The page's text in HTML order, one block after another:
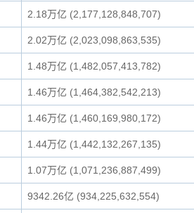
2.18万亿 (2,177,128,848,707)
2.02万亿 (2,023,098,863,535)
1.48万亿 (1,482,057,413,782)
1.46万亿 (1,464,382,542,213)
1.46万亿 (1,460,169,980,172)
1.44万亿 (1,442,132,267,135)
1.07万亿 (1,071,236,887,499)
9342.26亿 (934,225,632,554)